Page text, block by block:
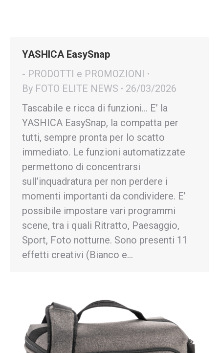
YASHICA EasySnap
- PRODOTTI e PROMOZIONI
By FOTO ELITE NEWS
26/03/2026
Tascabile e ricca di funzioni… E’ la
YASHICA EasySnap, la compatta per
tutti, sempre pronta per lo scatto
immediato. Le funzioni automatizzate
permettono di concentrarsi
sull’inquadratura per non perdere i
momenti importanti da condividere. E’
possibile impostare vari programmi
scene, tra i quali Ritratto, Paesaggio,
Sport, Foto notturne. Sono presenti 11
effetti creativi (Bianco e…